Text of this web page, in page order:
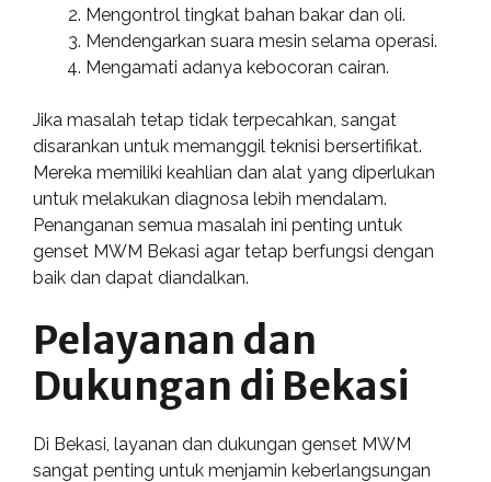
Mengontrol tingkat bahan bakar dan oli.
Mendengarkan suara mesin selama operasi.
Mengamati adanya kebocoran cairan.
Jika masalah tetap tidak terpecahkan, sangat
disarankan untuk memanggil teknisi bersertifikat.
Mereka memiliki keahlian dan alat yang diperlukan
untuk melakukan diagnosa lebih mendalam.
Penanganan semua masalah ini penting untuk
genset MWM Bekasi agar tetap berfungsi dengan
baik dan dapat diandalkan.
Pelayanan dan
Dukungan di Bekasi
Di Bekasi, layanan dan dukungan genset MWM
sangat penting untuk menjamin keberlangsungan